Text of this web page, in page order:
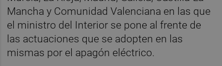
Mancha y Comunidad Valenciana en las que
el ministro del Interior se pone al frente de
las actuaciones que se adopten en las
mismas por el apagón eléctrico.